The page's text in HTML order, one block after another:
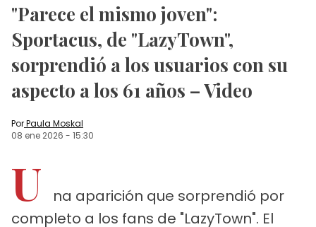
"Parece el mismo joven":
Sportacus, de "LazyTown",
sorprendió a los usuarios con su
aspecto a los 61 años – Video
PorPaula Moskal
08 ene 2026 - 15:30
U
na aparición que sorprendió por
completo a los fans de "LazyTown". El